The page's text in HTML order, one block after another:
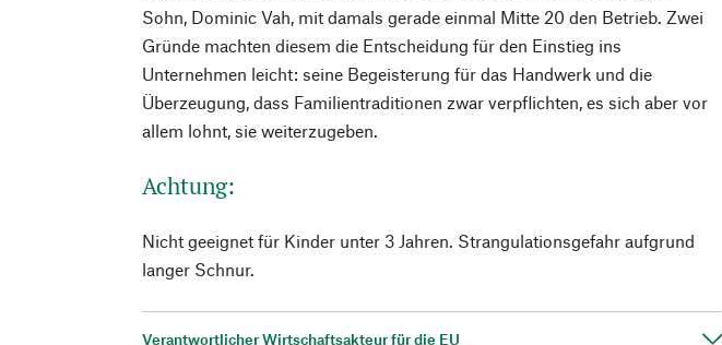
Sohn, Dominic Vah, mit damals gerade einmal Mitte 20 den Betrieb. Zwei
Gründe machten diesem die Entscheidung für den Einstieg ins
Unternehmen leicht: seine Begeisterung für das Handwerk und die
Überzeugung, dass Familientraditionen zwar verpflichten, es sich aber vor
allem lohnt, sie weiterzugeben.
Achtung:
Nicht geeignet für Kinder unter 3 Jahren. Strangulationsgefahr aufgrund
langer Schnur.
Verantwortlicher Wirtschaftsakteur für die EU